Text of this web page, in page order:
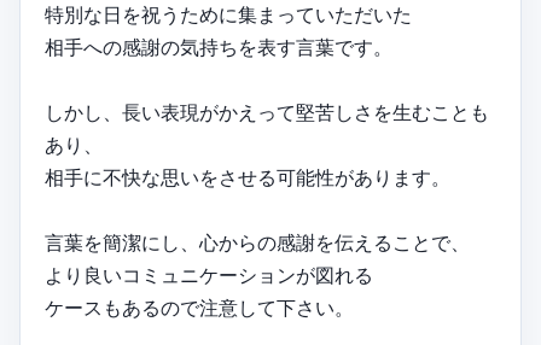
特別な日を祝うために集まっていただいた
相手への感謝の気持ちを表す言葉です。
しかし、長い表現がかえって堅苦しさを生むことも
あり、
相手に不快な思いをさせる可能性があります。
言葉を簡潔にし、心からの感謝を伝えることで、
より良いコミュニケーションが図れる
ケースもあるので注意して下さい。